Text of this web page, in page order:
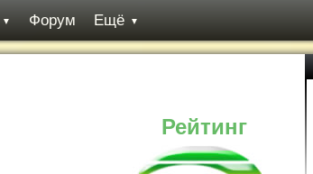
▼ Форум Ещё ▼
Рейтинг